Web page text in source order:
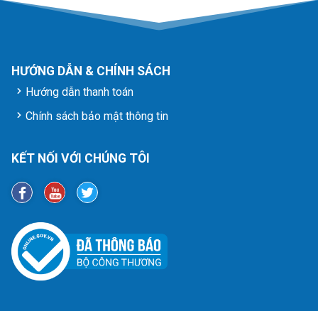
HƯỚNG DẪN & CHÍNH SÁCH
Hướng dẫn thanh toán
Chính sách bảo mật thông tin
KẾT NỐI VỚI CHÚNG TÔI